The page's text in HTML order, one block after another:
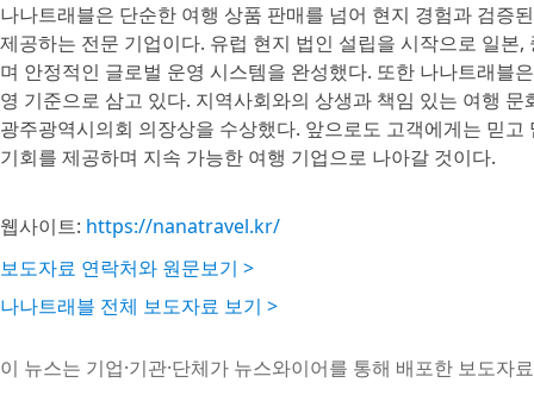
나나트래블은 단순한 여행 상품 판매를 넘어 현지 경험과 검증
제공하는 전문 기업이다. 유럽 현지 법인 설립을 시작으로 일
며 안정적인 글로벌 운영 시스템을 완성했다. 또한 나나트래블
영 기준으로 삼고 있다. 지역사회와의 상생과 책임 있는 여행
광주광역시의회 의장상을 수상했다. 앞으로도 고객에게는 믿
기회를 제공하며 지속 가능한 여행 기업으로 나아갈 것이다.
웹사이트: https://nanatravel.kr/
보도자료 연락처와 원문보기 >
나나트래블 전체 보도자료 보기 >
이 뉴스는 기업·기관·단체가 뉴스와이어를 통해 배포한 보도자